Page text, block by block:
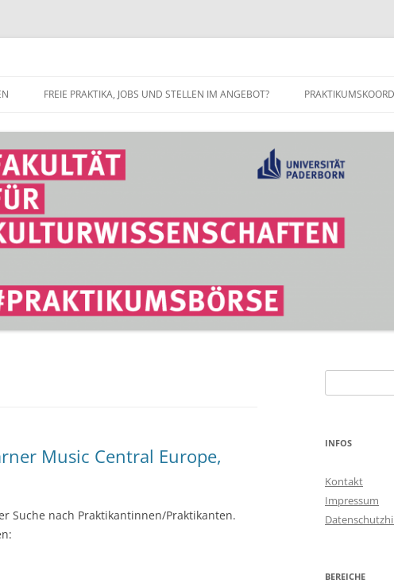
FREIE PRAKTIKA, JOBS UND STELLEN IM ANGEBOT?
Music Central Europe,
Suche nach Praktikantinnen/Praktikanten.
nach:
INFOS
Kontakt
Impressum
BEREICHE